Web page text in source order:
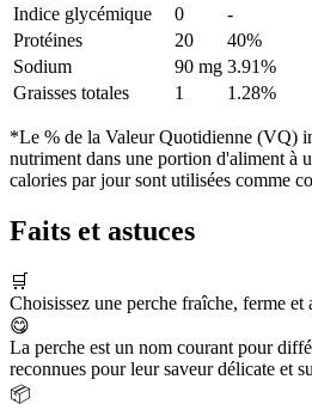
Indice glycémique
0
-
Protéines
20
40%
Sodium
90 mg 3.91%
Graisses totales
1 1.28%
*Le % de la Valeur Quotidienne (VQ)
nutriment dans une portion d'aliment à
calories par jour sont utilisées comme
Faits et astuces
🛒
Choisissez une perche fraîche, ferme et
😋
La perche est un nom courant pour
reconnues pour leur saveur délicate et
📦